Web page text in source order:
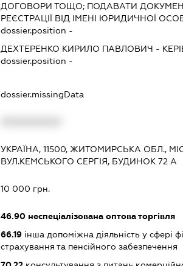
ДОГОВОРИ ТОЩО; ПОДАВАТИ
РЕЄСТРАЦІЇ ВІД ІМЕНІ ЮРИДИЧНОЇ
dossier.position -
ДЕХТЕРЕНКО КИРИЛО ПАВЛОВИЧ -
dossier.position -
dossier.missingData
УКРАЇНА, 11500, ЖИТОМИРСЬКА ОБЛ.,
ВУЛ.КЕМСЬКОГО СЕРГІЯ, БУДИНОК 72 А
10 000 грн.
46.90неспеціалізована оптова торгівля
66.19інша допоміжна діяльність у сфері
страхування та пенсійного забезпечення